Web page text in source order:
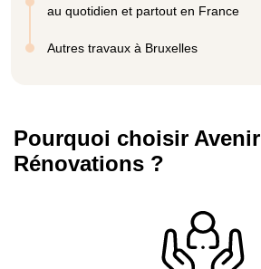
au quotidien et partout en France
Autres travaux à Bruxelles
Pourquoi choisir Avenir
Rénovations ?